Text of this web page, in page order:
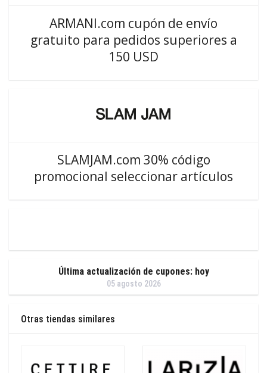
ARMANI.com cupón de envío
gratuito para pedidos superiores a
150 USD
SLAMJAM.com 30% código
promocional seleccionar artículos
Última actualización de cupones: hoy
05 agosto 2026
Otras tiendas similares